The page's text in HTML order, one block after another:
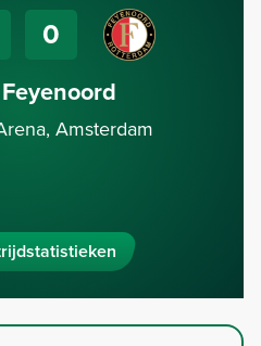
0
Amsterdam